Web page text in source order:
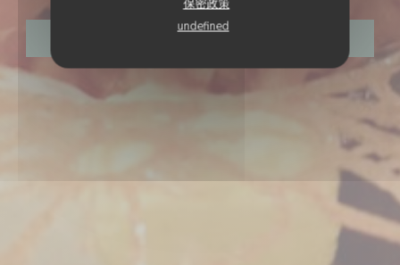
保密政策
undefined